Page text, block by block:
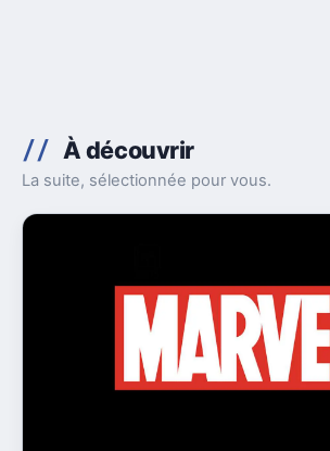
À découvrir
La suite, sélectionnée pour vous.